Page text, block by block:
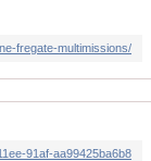
fregate-multimissions/
91af-aa99425ba6b8